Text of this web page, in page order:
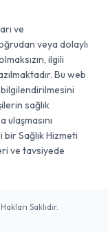
ve
veya dolaylı
ilgili
Bu web
bilgilendirilmesini
sağlık
Sağlık Hizmeti
ve tavsiyede
Saklıdır.